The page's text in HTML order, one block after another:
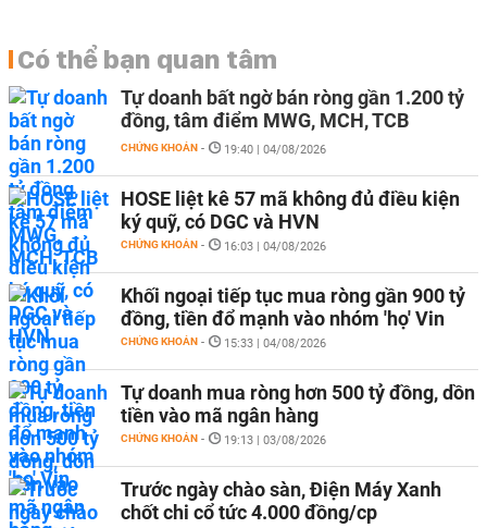
Có thể bạn quan tâm
Tự doanh bất ngờ bán ròng gần 1.200 tỷ
đồng, tâm điểm MWG, MCH, TCB
CHỨNG KHOÁN - 19:40 | 04/08/2026
HOSE liệt kê 57 mã không đủ điều kiện
ký quỹ, có DGC và HVN
CHỨNG KHOÁN - 16:03 | 04/08/2026
Khối ngoại tiếp tục mua ròng gần 900 tỷ
đồng, tiền đổ mạnh vào nhóm 'họ' Vin
CHỨNG KHOÁN - 15:33 | 04/08/2026
Tự doanh mua ròng hơn 500 tỷ đồng, dồn
tiền vào mã ngân hàng
CHỨNG KHOÁN - 19:13 | 03/08/2026
Trước ngày chào sàn, Điện Máy Xanh
chốt chi cổ tức 4.000 đồng/cp